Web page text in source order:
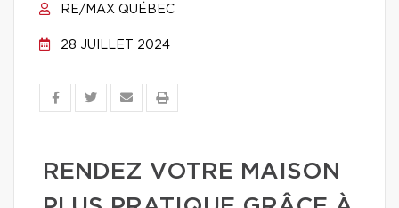
RE/MAX QUÉBEC
28 JUILLET 2024
RENDEZ VOTRE MAISON